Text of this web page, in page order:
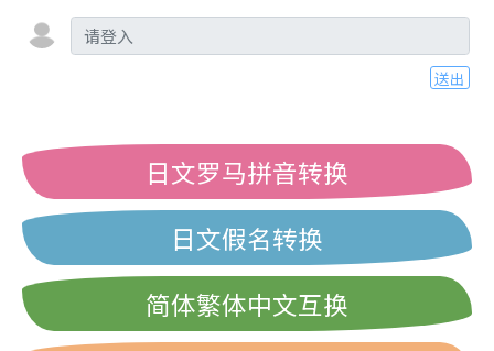
送出
日文罗马拼音转换
日文假名转换
简体繁体中文互换